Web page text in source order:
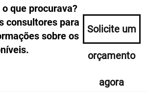
que procurava?
consultores para
sobre os
Solicite um
orçamento
agora